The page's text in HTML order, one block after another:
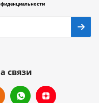
связи